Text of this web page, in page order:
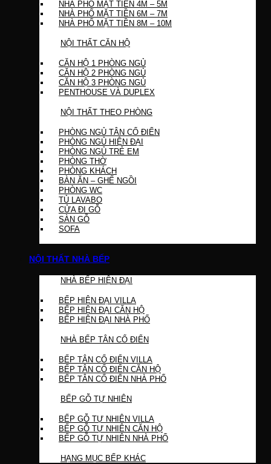
NHÀ PHỐ MẶT TIỀN 4M – 5M
NHÀ PHỐ MẶT TIỀN 6M – 7M
NHÀ PHỐ MẶT TIỀN 8M – 10M
NỘI THẤT CĂN HỘ
CĂN HỘ 1 PHÒNG NGỦ
CĂN HỘ 2 PHÒNG NGỦ
CĂN HỘ 3 PHÒNG NGỦ
PENTHOUSE VÀ DUPLEX
NỘI THẤT THEO PHÒNG
PHÒNG NGỦ TÂN CỔ ĐIỂN
PHÒNG NGỦ HIỆN ĐẠI
PHÒNG NGỦ TRẺ EM
PHÒNG THỜ
PHÒNG KHÁCH
BÀN ĂN – GHẾ NGỒI
PHÒNG WC
TỦ LAVABO
CỬA ĐI GỖ
SÀN GỖ
SOFA
NỘI THẤT NHÀ BẾP
NHÀ BẾP HIỆN ĐẠI
BẾP HIỆN ĐẠI VILLA
BẾP HIỆN ĐẠI CĂN HỘ
BẾP HIỆN ĐẠI NHÀ PHỐ
NHÀ BẾP TÂN CỔ ĐIỂN
BẾP TÂN CỔ ĐIỂN VILLA
BẾP TÂN CỔ ĐIỂN CĂN HỘ
BẾP TÂN CỔ ĐIỂN NHÀ PHỐ
BẾP GỖ TỰ NHIÊN
BẾP GỖ TỰ NHIÊN VILLA
BẾP GỖ TỰ NHIÊN CĂN HỘ
BẾP GỖ TỰ NHIÊN NHÀ PHỐ
HẠNG MỤC BẾP KHÁC